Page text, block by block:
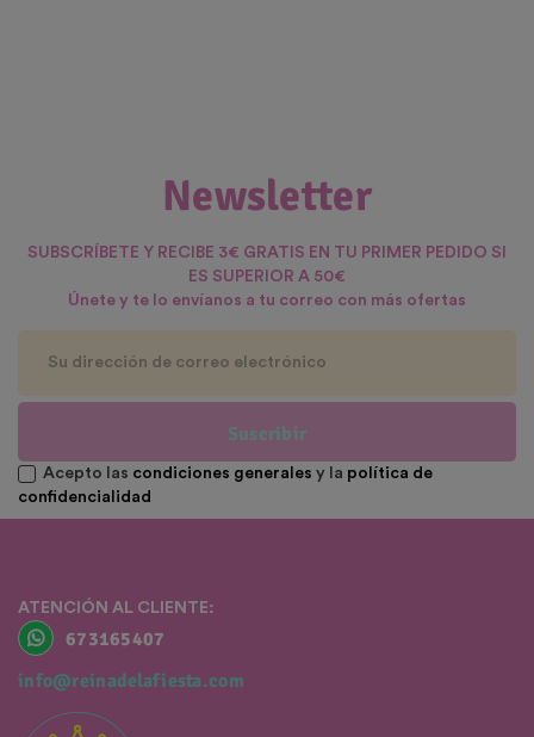
Newsletter
SUBSCRÍBETE Y RECIBE 3€ GRATIS EN TU PRIMER PEDIDO SI
ES SUPERIOR A 50€
Únete y te lo envíanos a tu correo con más ofertas
Suscribir
Acepto las condiciones generales y la política de
confidencialidad
ATENCIÓN AL CLIENTE:
673165407
info@reinadelafiesta.com